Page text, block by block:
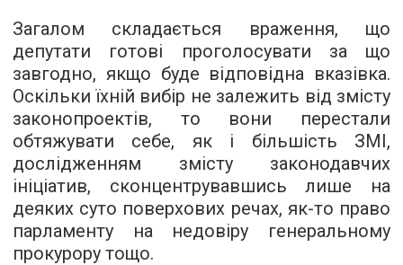
Загалом складається враження, що
депутати готові проголосувати за що
завгодно, якщо буде відповідна вказівка.
Оскільки їхній вибір не залежить від змісту
законопроектів, то вони перестали
обтяжувати себе, як і більшість ЗМІ,
дослідженням змісту законодавчих
ініціатив, сконцентрувавшись лише на
деяких суто поверхових речах, як-то право
парламенту на недовіру генеральному
прокурору тощо.